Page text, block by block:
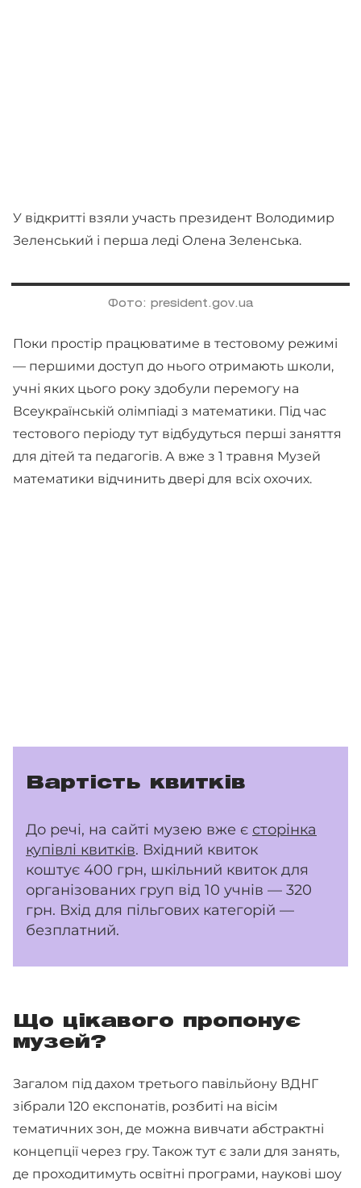
У відкритті взяли участь президент Володимир
Зеленський і перша леді Олена Зеленська.
Фото: president.gov.ua
Поки простір працюватиме в тестовому режимі
— першими доступ до нього отримають школи,
учні яких цього року здобули перемогу на
Всеукраїнській олімпіаді з математики. Під час
тестового періоду тут відбудуться перші заняття
для дітей та педагогів. А вже з 1 травня Музей
математики відчинить двері для всіх охочих.
Вартість квитків
До речі, на сайті музею вже є сторінка
купівлі квитків. Вхідний квиток
коштує 400 грн, шкільний квиток для
організованих груп від 10 учнів — 320
грн. Вхід для пільгових категорій —
безплатний.
Що цікавого пропонує
музей?
Загалом під дахом третього павільйону ВДНГ
зібрали 120 експонатів, розбиті на вісім
тематичних зон, де можна вивчати абстрактні
концепції через гру. Також тут є зали для занять,
де проходитимуть освітні програми, наукові шоу